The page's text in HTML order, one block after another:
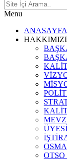
Menu
ANASAYFA
OTSO